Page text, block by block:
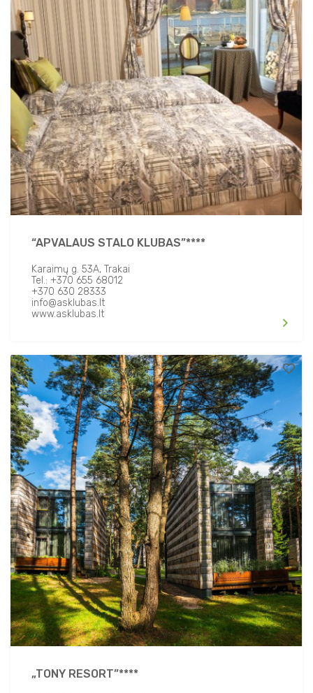
“APVALAUS STALO KLUBAS”****
Karaimų g. 53A, Trakai
Tel.: +370 655 68012
+370 630 28333
info@asklubas.lt
www.asklubas.lt
„TONY RESORT”****